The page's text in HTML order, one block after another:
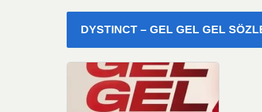
DYSTINCT – GEL GEL GEL